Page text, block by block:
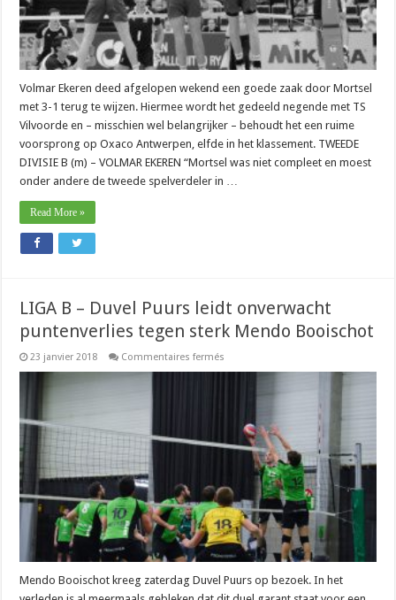
Volmar Ekeren deed afgelopen wekend een goede zaak door Mortsel
met 3-1 terug te wijzen. Hiermee wordt het gedeeld negende met TS
Vilvoorde en – misschien wel belangrijker – behoudt het een ruime
voorsprong op Oxaco Antwerpen, elfde in het klassement. TWEEDE
DIVISIE B (m) – VOLMAR EKEREN “Mortsel was niet compleet en moest
onder andere de tweede spelverdeler in …
Read More »
LIGA B – Duvel Puurs leidt onverwacht
puntenverlies tegen sterk Mendo Booischot
23 janvier 2018 Commentaires fermés
leidt
onverwacht
puntenverlies
Booischot
Mendo Booischot kreeg zaterdag Duvel Puurs op bezoek. In het